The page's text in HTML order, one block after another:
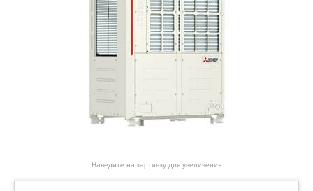
Наведите на картинку для увеличения